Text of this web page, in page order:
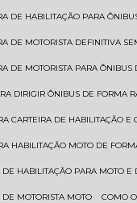
DE HABILITAÇÃO PARA
DE MOTORISTA DEFINITIVA
DE MOTORISTA PARA
DIRIGIR ÔNIBUS DE FORMA
CARTEIRA DE HABILITAÇÃO
HABILITAÇÃO MOTO DE
DE HABILITAÇÃO PARA MOTO E
DE MOTORISTA MOTO COMO